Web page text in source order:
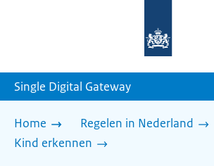
homepage
Single Digital Gateway
Home
Regelen in Nederland
Kind erkennen